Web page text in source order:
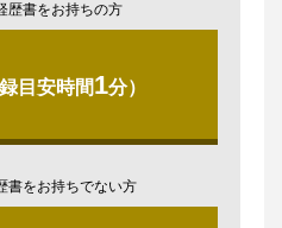
歴書をお持ちの方
目安時間1分）
書をお持ちでない方